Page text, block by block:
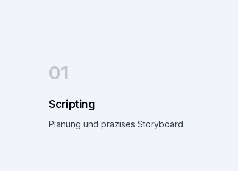
01
Scripting
Planung und präzises Storyboard.